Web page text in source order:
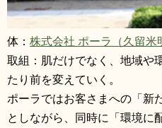
体： 株式会社 ポーラ（久留米
取組：肌だけでなく、地域や
たり前を変えていく。
ポーラではお客さまへの「新
としながら、同時に「環境に